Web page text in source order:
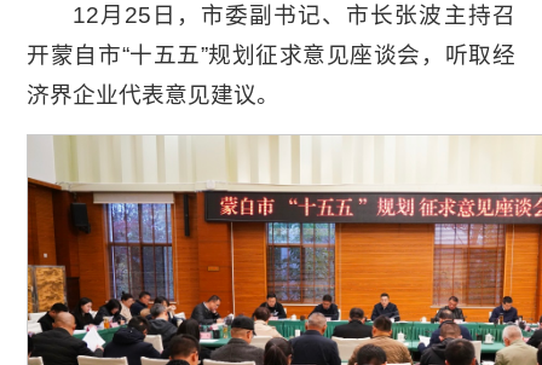
12月25日，市委副书记、市长张波主持召
开蒙自市“十五五”规划征求意见座谈会，听取经
济界企业代表意见建议。